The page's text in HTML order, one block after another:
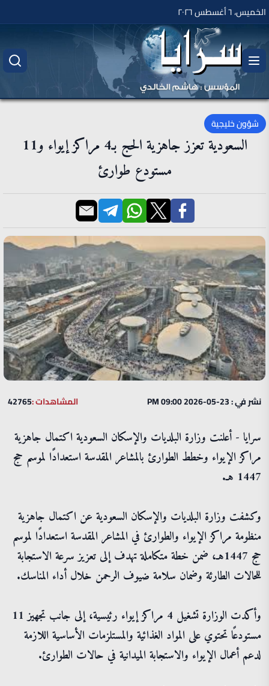
الخميس، ٦ أغسطس ٢٠٢٦
شؤون خليجية
السعودية تعزز جاهزية الحج بـ4 مراكز إيواء و11
مستودع طوارئ
نشر في : 23-05-2026 09:00 PM المشاهدات :42765
سرايا - أعلنت وزارة البلديات والإسكان السعودية اكتمال جاهزية
مراكز الإيواء وخطط الطوارئ بالمشاعر المقدسة استعدادًا لموسم حج
1447 هـ.
وكشفت وزارة البلديات والإسكان السعودية عن اكتمال جاهزية
منظومة مراكز الإيواء والطوارئ في المشاعر المقدسة استعدادًا لموسم
حج 1447هـ، ضمن خطة متكاملة تهدف إلى تعزيز سرعة الاستجابة
للحالات الطارئة وضمان سلامة ضيوف الرحمن خلال أداء المناسك.
وأكدت الوزارة تشغيل 4 مراكز إيواء رئيسية، إلى جانب تجهيز 11
مستودعًا تحتوي على المواد الغذائية والمستلزمات الأساسية اللازمة
لدعم أعمال الإيواء والاستجابة الميدانية في حالات الطوارئ.